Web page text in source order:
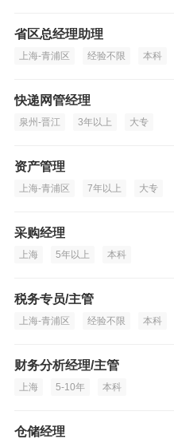
省区总经理助理
上海-青浦区 经验不限 本科
快递网管经理
泉州-晋江 3年以上 大专
资产管理
上海-青浦区 7年以上 大专
采购经理
上海 5年以上 本科
税务专员/主管
上海-青浦区 经验不限 本科
财务分析经理/主管
上海 5-10年 本科
仓储经理